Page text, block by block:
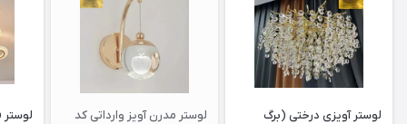
لوستر آویزی درختی (برگ
لوستر مدرن آویز وارداتی کد